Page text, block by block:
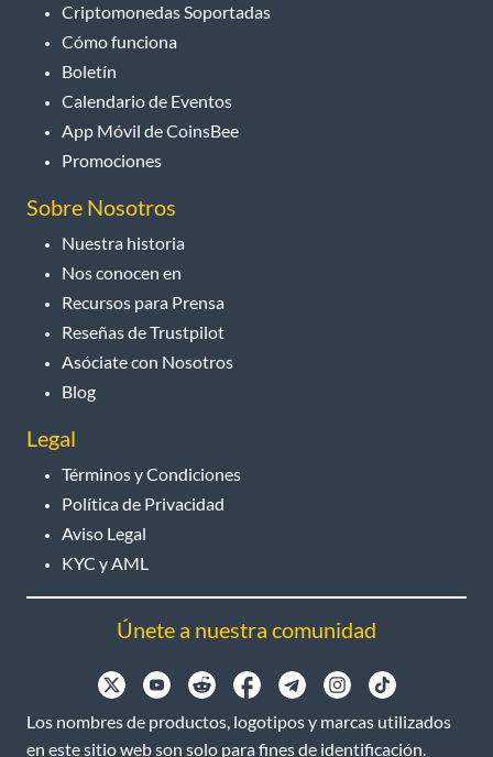
Criptomonedas Soportadas
Cómo funciona
Boletín
Calendario de Eventos
App Móvil de CoinsBee
Promociones
Sobre Nosotros
Nuestra historia
Nos conocen en
Recursos para Prensa
Reseñas de Trustpilot
Asóciate con Nosotros
Blog
Legal
Términos y Condiciones
Política de Privacidad
Aviso Legal
KYC y AML
Únete a nuestra comunidad
Los nombres de productos, logotipos y marcas utilizados
en este sitio web son solo para fines de identificación.